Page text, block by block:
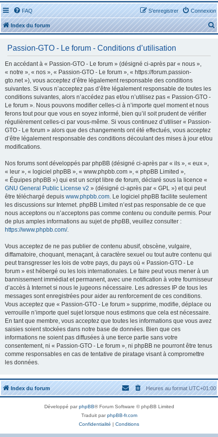
FAQ Connexion
S’enregistrer
Index du forum
e
Passion-GTO - Le forum - Conditions d’utilisation
En accédant à « Passion-GTO - Le forum » (désigné ci-après par « nous »,
« notre », « nos », « Passion-GTO - Le forum », « https://forum.passion-
gto.net »), vous acceptez d’être légalement responsable des conditions
suivantes. Si vous n’acceptez pas d’être légalement responsable de toutes les
conditions suivantes, alors n’accédez pas et/ou n’utilisez pas « Passion-GTO -
Le forum ». Nous pouvons modifier celles-ci à n’importe quel moment et nous
ferons tout pour que vous en soyez informé, bien qu’il soit prudent de vérifier
régulièrement celles-ci par vous-même. Si vous continuez d’utiliser « Passion-
GTO - Le forum » alors que des changements ont été effectués, vous acceptez
d’être légalement responsable des conditions découlant des mises à jour et/ou
modifications.
Nos forums sont développés par phpBB (désigné ci-après par « ils », « eux »,
« leur », « logiciel phpBB », « www.phpbb.com », « phpBB Limited »,
« Équipes phpBB ») qui est un script libre de forum, déclaré sous la licence «
GNU General Public License v2 » (désigné ci-après par « GPL ») et qui peut
être téléchargé depuis www.phpbb.com. Le logiciel phpBB facilite seulement
les discussions sur Internet. phpBB Limited n’est pas responsable de ce que
nous acceptons ou n’acceptons pas comme contenu ou conduite permis. Pour
de plus amples informations au sujet de phpBB, veuillez consulter :
https://www.phpbb.com/.
Vous acceptez de ne pas publier de contenu abusif, obscène, vulgaire,
diffamatoire, choquant, menaçant, à caractère sexuel ou tout autre contenu qui
peut transgresser les lois de votre pays, du pays où « Passion-GTO - Le
forum » est hébergé ou les lois internationales. Le faire peut vous mener à un
bannissement immédiat et permanent, avec une notification à votre fournisseur
d’accès à Internet si nous le jugeons nécessaire. Les adresses IP de tous les
messages sont enregistrées pour aider au renforcement de ces conditions.
Vous acceptez que « Passion-GTO - Le forum » supprime, modifie, déplace ou
verrouille n’importe quel sujet lorsque nous estimons que cela est nécessaire.
En tant que membre, vous acceptez que toutes les informations que vous avez
saisies soient stockées dans notre base de données. Bien que ces
informations ne soient pas diffusées à une tierce partie sans votre
consentement, ni « Passion-GTO - Le forum », ni phpBB ne pourront être tenus
comme responsables en cas de tentative de piratage visant à compromettre
les données.
Index du forum Heures au formatUTC+01:00
Développé parphpBB® Forum Software © phpBB Limited
Traduit parphpBB-fr.com
Confidentialité | Conditions